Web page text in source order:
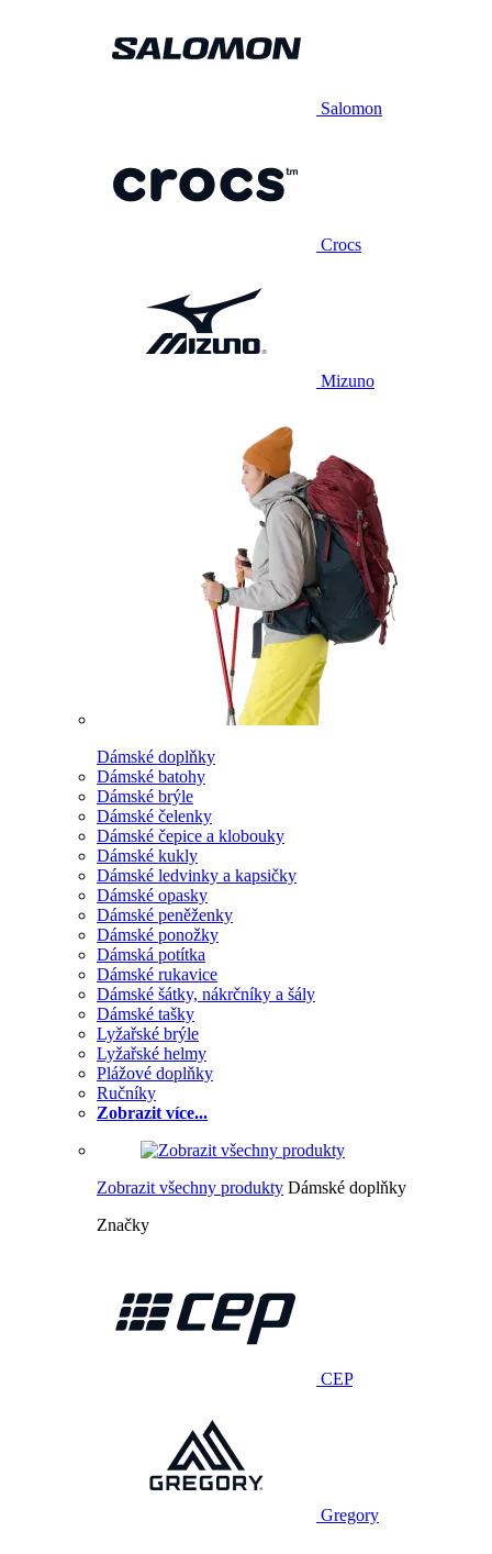
Salomon
Crocs
Mizuno
Dámské doplňky
Dámské batohy
Dámské brýle
Dámské čelenky
Dámské čepice a klobouky
Dámské kukly
Dámské ledvinky a kapsičky
Dámské opasky
Dámské peněženky
Dámské ponožky
Dámská potítka
Dámské rukavice
Dámské šátky, nákrčníky a šály
Dámské tašky
Lyžařské brýle
Lyžařské helmy
Plážové doplňky
Ručníky
Zobrazit více...
Zobrazit všechny produkty Dámské doplňky
Značky
CEP
Gregory